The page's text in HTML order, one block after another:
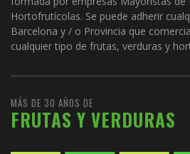
Hortofrutícolas. Se puede adherir
Barcelona y / o Provincia que
cualquier tipo de frutas, verduras y
MÁS DE 30 AÑOS DE
FRUTAS Y VERDURAS